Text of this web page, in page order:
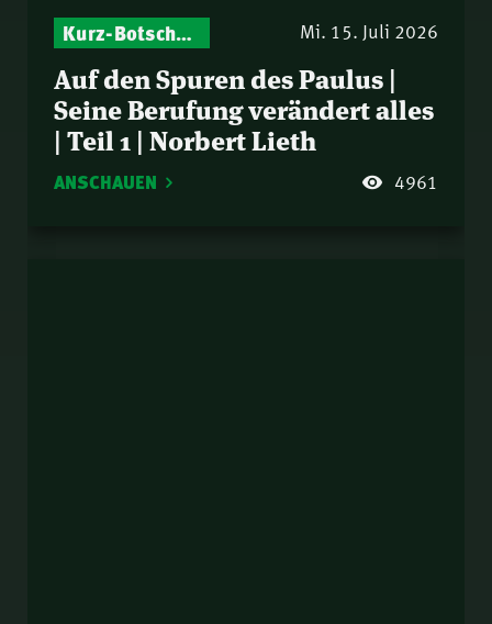
Kurz-Botschaften – Biblische Impulse mit Zukunft im Blick Mi. 15. Juli 2026
Auf den Spuren des Paulus |
Seine Berufung verändert alles
| Teil 1 | Norbert Lieth
ANSCHAUEN 4961